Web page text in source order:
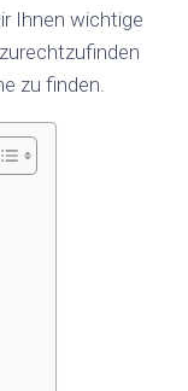
Ihnen wichtige
zu finden.